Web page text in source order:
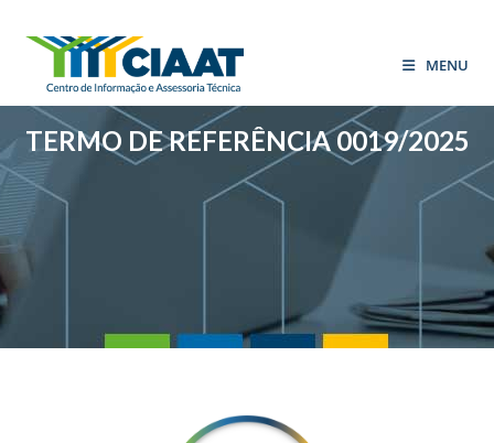
MENU
TERMO DE REFERÊNCIA 0019/2025